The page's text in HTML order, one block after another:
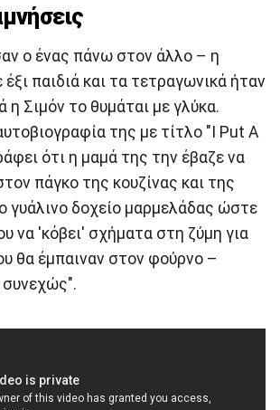
ο ένας πάνω στον άλλο – η
έξι παιδιά και τα τετραγωνικά ήταν
η Σιμόν το θυμάται με γλύκα.
της με τίτλο "I Put A
ότι η μαμά της την έβαζε να
πάγκο της κουζίνας και της
γυάλινο δοχείο μαρμελάδας ώστε
να 'κόβει' σχήματα στη ζύμη για
θα έμπαιναν στον φούρνο –